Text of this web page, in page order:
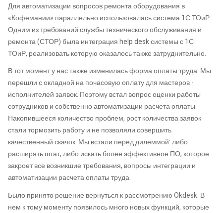
Для автоматизации вопросов ремонта оборудования в
«Кофемании» параллельно использовалась система 1С ТОиР.
Одним из требований службы технического обслуживания и
ремонта (СТОР) была интеграция help desk системы с 1С
ТОиР, реализовать которую оказалось также затруднительно.
В тот момент у нас также изменилась форма оплаты труда. Мы
перешли с окладной на почасовую оплату для мастеров -
исполнителей заявок. Поэтому встал вопрос оценки работы
сотрудников и собственно автоматизации расчета оплаты.
Накопившееся количество проблем, рост количества заявок
стали тормозить работу и не позволяли совершить
качественный скачок. Мы встали перед дилеммой: либо
расширять штат, либо искать более эффективное ПО, которое
закроет все возникшие требования, вопросы интеграции и
автоматизации расчета оплаты труда.
Было принято решение вернуться к рассмотрению Okdesk. В
нем к тому моменту появилось много новых функций, которые